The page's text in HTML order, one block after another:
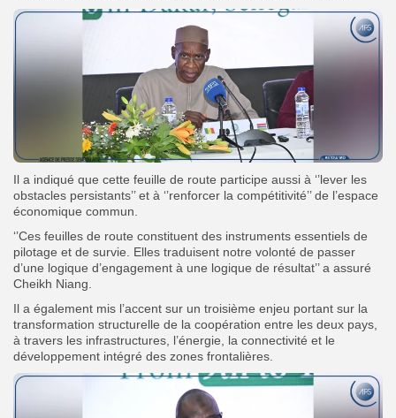
Il a indiqué que cette feuille de route participe aussi à ‘’lever les
obstacles persistants’’ et à ‘’renforcer la compétitivité’’ de l’espace
économique commun.
‘’Ces feuilles de route constituent des instruments essentiels de
pilotage et de survie. Elles traduisent notre volonté de passer
d’une logique d’engagement à une logique de résultat’’ a assuré
Cheikh Niang.
Il a également mis l’accent sur un troisième enjeu portant sur la
transformation structurelle de la coopération entre les deux pays,
à travers les infrastructures, l’énergie, la connectivité et le
développement intégré des zones frontalières.